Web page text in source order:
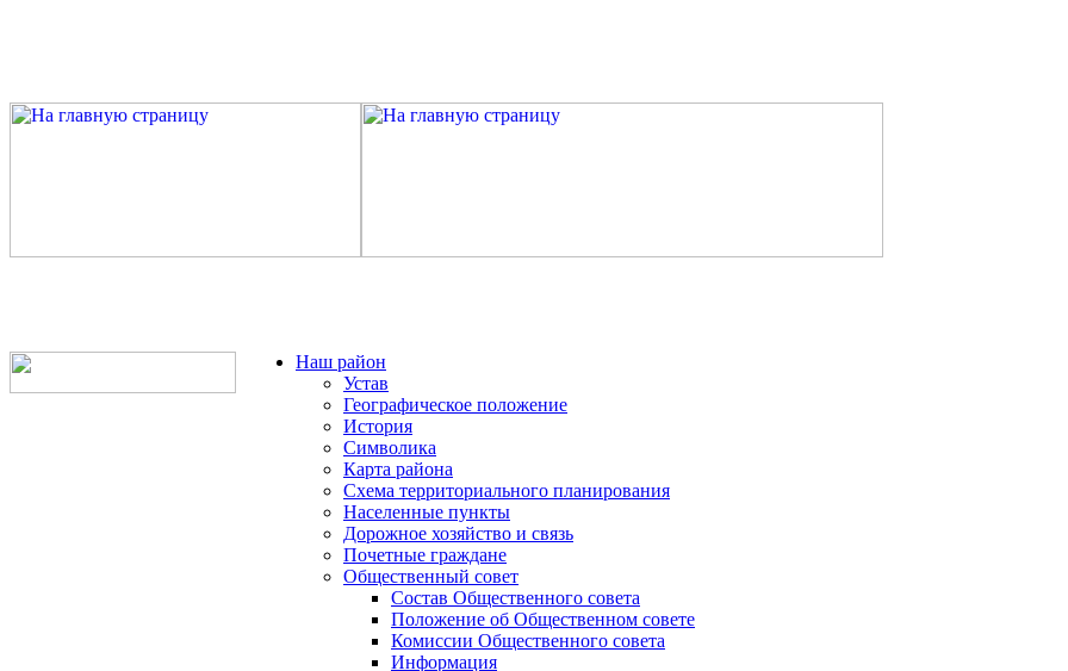
Наш район
Устав
Географическое положение
История
Символика
Карта района
Схема территориального планирования
Населенные пункты
Дорожное хозяйство и связь
Почетные граждане
Общественный совет
Состав Общественного совета
Положение об Общественном совете
Комиссии Общественного совета
Информация